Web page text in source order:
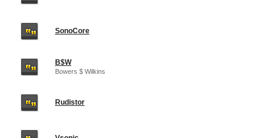
SonoCore
B$W
Bowers $ Wilkins
Rudistor